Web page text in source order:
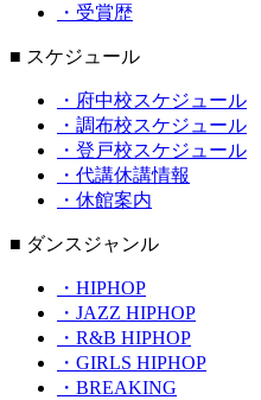
・受賞歴
■ スケジュール
・府中校スケジュール
・調布校スケジュール
・登戸校スケジュール
・代講休講情報
・休館案内
■ ダンスジャンル
・HIPHOP
・JAZZ HIPHOP
・R&B HIPHOP
・GIRLS HIPHOP
・BREAKING